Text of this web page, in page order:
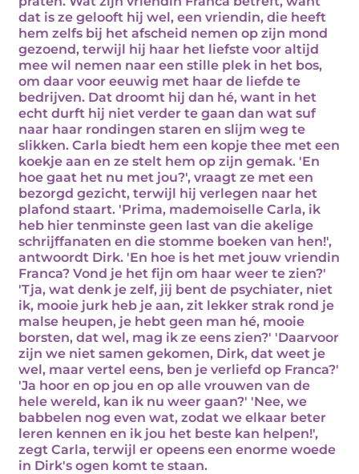
dat is ze gelooft hij wel, een vriendin, die heeft
hem zelfs bij het afscheid nemen op zijn mond
gezoend, terwijl hij haar het liefste voor altijd
mee wil nemen naar een stille plek in het bos,
om daar voor eeuwig met haar de liefde te
bedrijven. Dat droomt hij dan hé, want in het
echt durft hij niet verder te gaan dan wat suf
naar haar rondingen staren en slijm weg te
slikken. Carla biedt hem een kopje thee met een
koekje aan en ze stelt hem op zijn gemak. 'En
hoe gaat het nu met jou?', vraagt ze met een
bezorgd gezicht, terwijl hij verlegen naar het
plafond staart. 'Prima, mademoiselle Carla, ik
heb hier tenminste geen last van die akelige
schrijffanaten en die stomme boeken van hen!',
antwoordt Dirk. 'En hoe is het met jouw vriendin
Franca? Vond je het fijn om haar weer te zien?'
'Tja, wat denk je zelf, jij bent de psychiater, niet
ik, mooie jurk heb je aan, zit lekker strak rond je
malse heupen, je hebt geen man hé, mooie
borsten, dat wel, mag ik ze eens zien?' 'Daarvoor
zijn we niet samen gekomen, Dirk, dat weet je
wel, maar vertel eens, ben je verliefd op Franca?'
'Ja hoor en op jou en op alle vrouwen van de
hele wereld, kan ik nu weer gaan?' 'Nee, we
babbelen nog even wat, zodat we elkaar beter
leren kennen en ik jou het beste kan helpen!',
zegt Carla, terwijl er opeens een enorme woede
in Dirk's ogen komt te staan.